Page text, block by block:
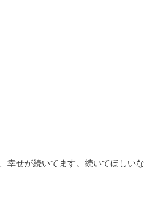
幸せが続いてます。続いてほしいな